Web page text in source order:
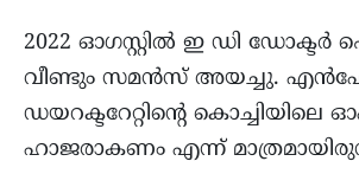
2022 ഓഗസ്റ്റിൽ ഇ ഡി
വീണ്ടും സമൻസ് അയച്ചു.
ഡയറക്ടറേറ്റിന്റെ കൊച്ചിയിലെ
ഹാജരാകണം എന്ന്